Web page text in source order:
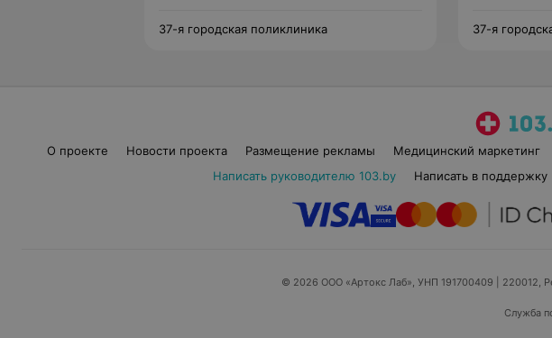
37-я городская поликлиника 37-я
О проекте Новости проекта Размещение рекламы Медицинский маркетинг
Написать руководителю 103.by
Написать в поддержку
© 2026 ООО «Артокс Лаб», УНП 191700409 | 220012,
Служба